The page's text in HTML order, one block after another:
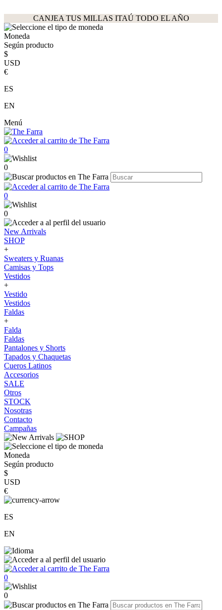
CANJEA TUS MILLAS ITAÚ TODO EL AÑO
Moneda
Según producto
$
USD
€
ES
EN
Menú
0
0
0
0
New Arrivals
SHOP
+
Sweaters y Ruanas
Camisas y Tops
Vestidos
+
Vestido
Vestidos
Faldas
+
Falda
Faldas
Pantalones y Shorts
Tapados y Chaquetas
Cueros Latinos
Accesorios
SALE
Otros
STOCK
Nosotras
Contacto
Campañas
Moneda
Según producto
$
USD
€
ES
EN
0
0